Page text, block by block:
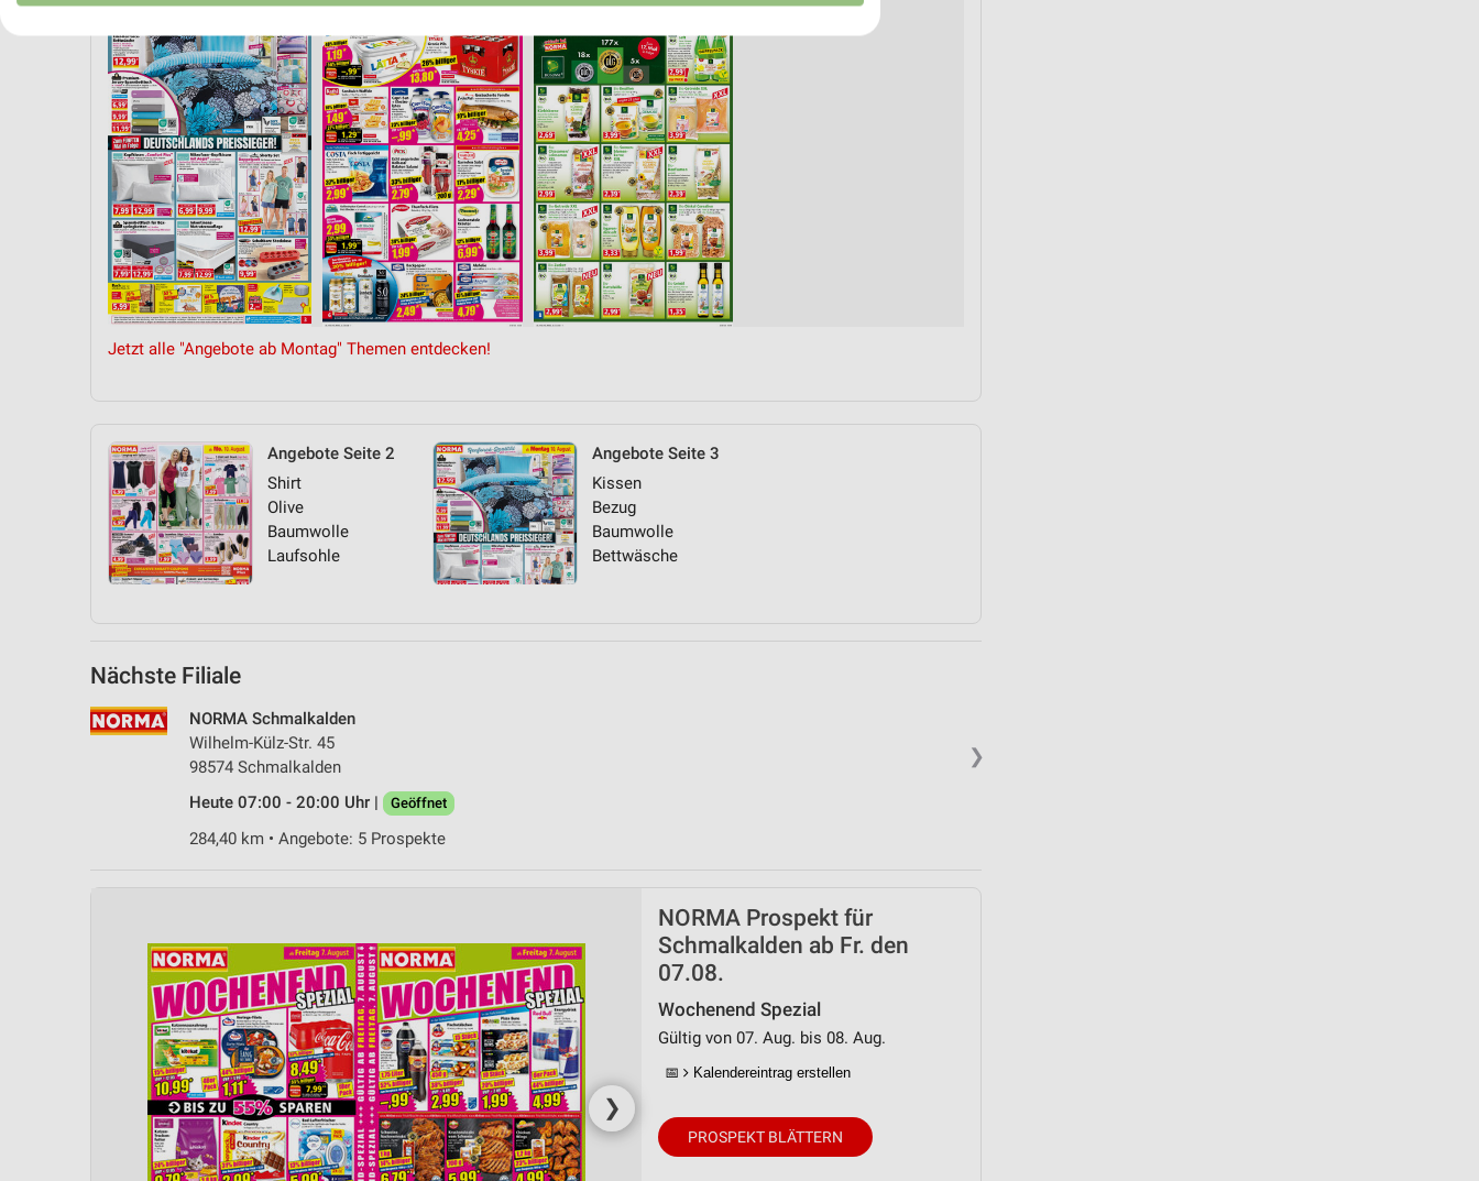
Jetzt alle "Angebote ab Montag" Themen entdecken!
Angebote Seite 2
Shirt
Olive
Baumwolle
Laufsohle
Angebote Seite 3
Kissen
Bezug
Baumwolle
Bettwäsche
Nächste Filiale
❯
NORMA Schmalkalden
Wilhelm-Külz-Str. 45
98574 Schmalkalden
Heute 07:00 - 20:00 Uhr |
Geöffnet
284,40 km • Angebote: 5 Prospekte
❯
NORMA Prospekt für
Schmalkalden ab Fr. den
07.08.
Wochenend Spezial
Gültig von 07. Aug. bis 08. Aug.
📅 Kalendereintrag erstellen
PROSPEKT BLÄTTERN
Erstellung von Profilen zur Personalisierung von Inhalten
Verwendung von Profilen zur Auswahl personalisierter Inhalte
Messung der Werbeleistung
Messung der Performance von Inhalten
Analyse von Zielgruppen durch Statistiken oder Kombinationen von Daten aus verschiedenen
Entwicklung und Verbesserung der Angebote
Verwendung reduzierter Daten zur Auswahl von Inhalten
Geräte anhand von aktiv angeforderten Informationen identifizieren
Nicht-IAB-Verarbeitungszwecke:
Werbung